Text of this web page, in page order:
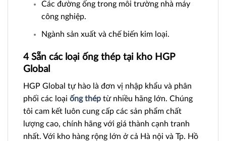
Các đường ống trong môi trường nhà máy
công nghiệp.
Ngành sản xuất và chế biến kim loại.
4 Sẵn các loại ống thép tại kho HGP
Global
HGP Global tự hào là đơn vị nhập khẩu và phân
phối các loại ống thép từ nhiều hãng lớn. Chúng
tôi cam kết luôn cung cấp các sản phẩm chất
lượng cao, chính hãng với giá thành cạnh tranh
nhất. Với kho hàng rộng lớn ở cả Hà nội và Tp. Hồ